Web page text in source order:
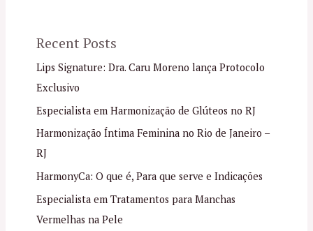
Recent Posts
Lips Signature: Dra. Caru Moreno lança Protocolo
Exclusivo
Especialista em Harmonização de Glúteos no RJ
Harmonização Íntima Feminina no Rio de Janeiro –
RJ
HarmonyCa: O que é, Para que serve e Indicações
Especialista em Tratamentos para Manchas
Vermelhas na Pele